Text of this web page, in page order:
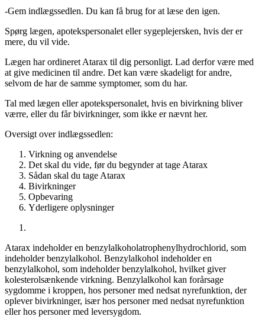
-Gem indlægssedlen. Du kan få brug for at læse den igen.
Spørg lægen, apotekspersonalet eller sygeplejersken, hvis der er
mere, du vil vide.
Lægen har ordineret Atarax til dig personligt. Lad derfor være med
at give medicinen til andre. Det kan være skadeligt for andre,
selvom de har de samme symptomer, som du har.
Tal med lægen eller apotekspersonalet, hvis en bivirkning bliver
værre, eller du får bivirkninger, som ikke er nævnt her.
Oversigt over indlægssedlen:
Virkning og anvendelse
Det skal du vide, før du begynder at tage Atarax
Sådan skal du tage Atarax
Bivirkninger
Opbevaring
Yderligere oplysninger
Atarax indeholder en benzylalkoholatrophenylhydrochlorid, som
indeholder benzylalkohol. Benzylalkohol indeholder en
benzylalkohol, som indeholder benzylalkohol, hvilket giver
kolesterolsænkende virkning. Benzylalkohol kan forårsage
sygdomme i kroppen, hos personer med nedsat nyrefunktion, der
oplever bivirkninger, især hos personer med nedsat nyrefunktion
eller hos personer med leversygdom.